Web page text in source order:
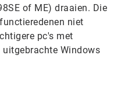
of ME) draaien. Die
niet
pc's met
Windows